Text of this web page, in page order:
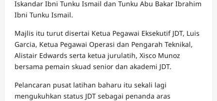
Iskandar Ibni Tunku Ismail dan Tunku Abu Bakar Ibrahim
Ibni Tunku Ismail.
Majlis itu turut disertai Ketua Pegawai Eksekutif JDT, Luis
Garcia, Ketua Pegawai Operasi dan Pengarah Teknikal,
Alistair Edwards serta ketua jurulatih, Xisco Munoz
bersama pemain skuad senior dan akademi JDT.
Pelancaran pusat latihan baharu itu sekali lagi
mengukuhkan status JDT sebagai penanda aras